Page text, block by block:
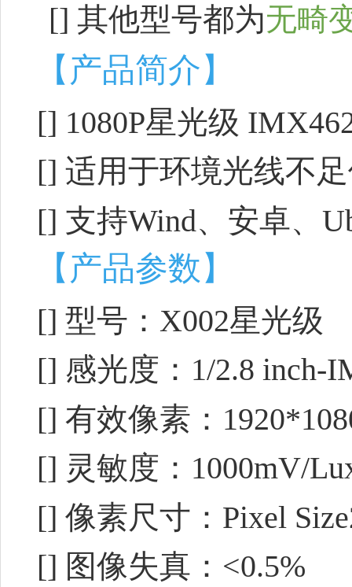
[] 其他型号都为无畸
【产品简介】
[] 1080P星光级
[] 适用于环境光线不
[] 支持Wind、安卓、
【产品参数】
[] 型号：X002星光级
[] 感光度：1/2.8 inch-
[] 有效像素：
[] 灵敏度：1000mV/
[] 像素尺寸：Pixel
[] 图像失真：<0.5%